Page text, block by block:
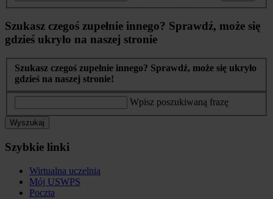
Szukasz czegoś zupełnie innego? Sprawdź, może się
gdzieś ukryło na naszej stronie
Szukasz czegoś zupełnie innego? Sprawdź, może się ukryło
gdzieś na naszej stronie!
Wpisz poszukiwaną frazę
Wyszukaj
Szybkie linki
Wirtualna uczelnia
Mój USWPS
Poczta